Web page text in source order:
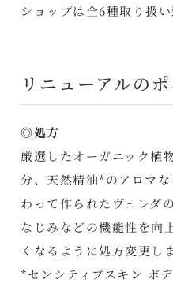
ショップは全6種取り扱い
リニューアルの
◎処方
厳選したオーガニック植
分、天然精油*のアロマ
わって作られたヴェレダ
なじみなどの機能性を向
くなるように処方変更し
*センシティブスキン ボ